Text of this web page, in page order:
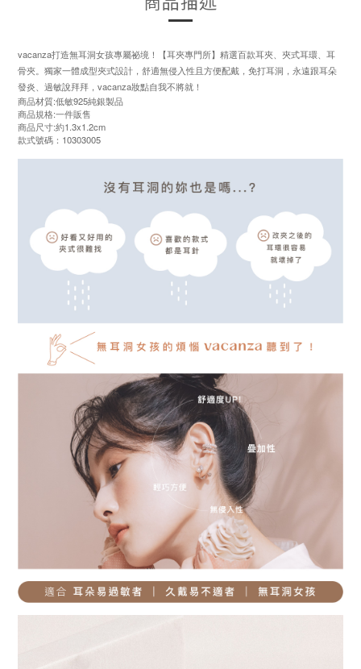
vacanza打造無耳洞女孩專屬祕境！【耳夾專門所】精選百款耳夾、夾式耳環、耳
骨夾。獨家一體成型夾式設計，舒適無侵入性且方便配戴，免打耳洞，永遠跟耳朵
發炎、過敏說拜拜，vacanza妝點自我不將就！
商品材質:低敏925純銀製品
商品規格:一件販售
商品尺寸:約1.3x1.2cm
款式號碼：10303005